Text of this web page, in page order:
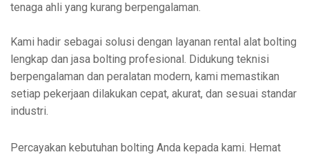
tenaga ahli yang kurang berpengalaman.
Kami hadir sebagai solusi dengan layanan rental alat bolting
lengkap dan jasa bolting profesional. Didukung teknisi
berpengalaman dan peralatan modern, kami memastikan
setiap pekerjaan dilakukan cepat, akurat, dan sesuai standar
industri.
Percayakan kebutuhan bolting Anda kepada kami. Hemat